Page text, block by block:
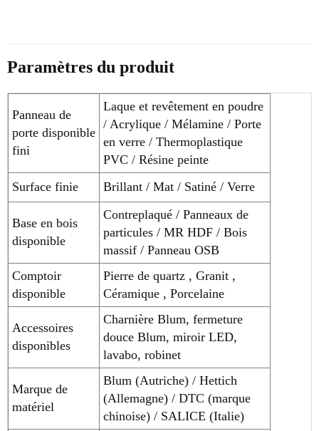
Paramètres du produit
Panneau de
porte disponible
fini
Laque et revêtement en poudre
/ Acrylique / Mélamine / Porte
en verre / Thermoplastique
PVC / Résine peinte
Surface finie
Brillant / Mat / Satiné / Verre
Base en bois
disponible
Contreplaqué / Panneaux de
particules / MR HDF / Bois
massif / Panneau OSB
Comptoir
disponible
Pierre de quartz , Granit ,
Céramique , Porcelaine
Accessoires
disponibles
Charnière Blum, fermeture
douce Blum, miroir LED,
lavabo, robinet
Marque de
matériel
Blum (Autriche) / Hettich
(Allemagne) / DTC (marque
chinoise) / SALICE (Italie)